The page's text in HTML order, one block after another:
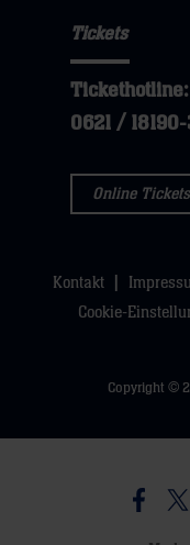
Tickets
Tickethotline:
0621 /
Online
Kontakt
Cookie-
Copyright ©